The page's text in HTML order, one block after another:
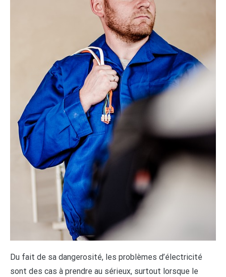
Du fait de sa dangerosité, les problèmes d’électricité
sont des cas à prendre au sérieux, surtout lorsque le